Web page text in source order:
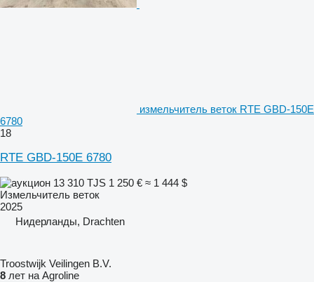
измельчитель веток RTE GBD-150E
6780
18
RTE GBD-150E 6780
13 310 TJS 1 250 € ≈ 1 444 $
Измельчитель веток
2025
Нидерланды, Drachten
Troostwijk Veilingen B.V.
8 лет на Agroline